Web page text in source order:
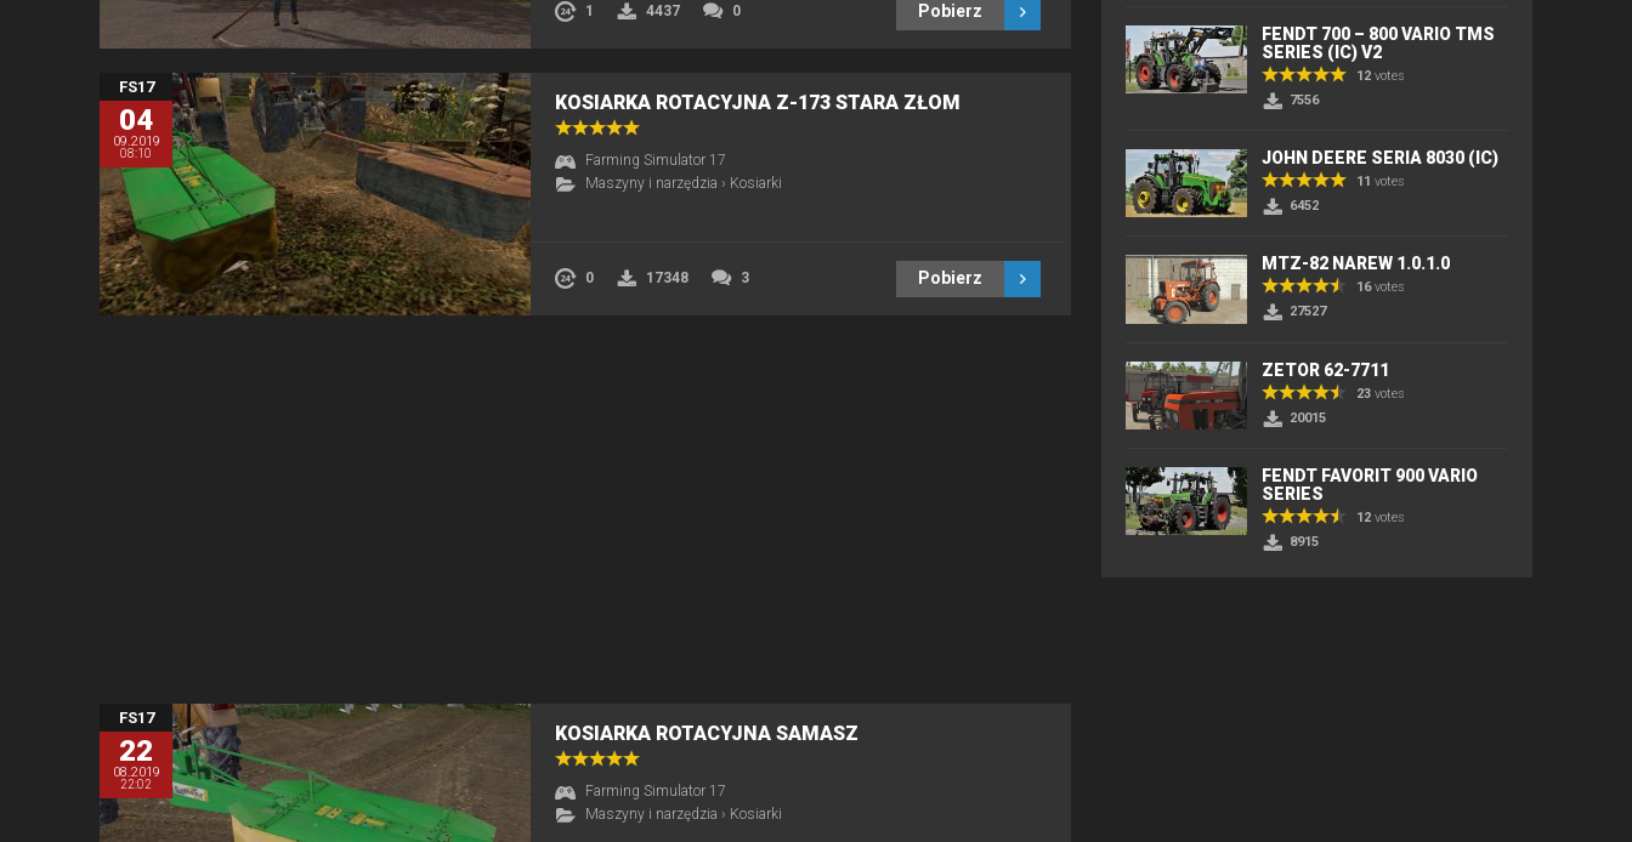
1 4437 0 Pobierz
FS17
04
09.2019
08:10
KOSIARKA ROTACYJNA Z-173 STARA ZŁOM
Farming Simulator 17
Maszyny i narzędzia › Kosiarki
0 17348 3 Pobierz
FS17
22
08.2019
22:02
KOSIARKA ROTACYJNA SAMASZ
Farming Simulator 17
Maszyny i narzędzia › Kosiarki
FENDT 700 – 800 VARIO TMS
SERIES (IC) V2
12 votes
7556
JOHN DEERE SERIA 8030 (IC)
11 votes
6452
MTZ-82 NAREW 1.0.1.0
16votes
27527
ZETOR 62-7711
23 votes
20015
FENDT FAVORIT 900 VARIO
SERIES
12 votes
8915